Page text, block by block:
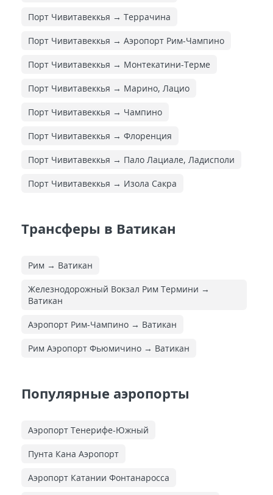
Порт Чивитавеккья → Террачина
Порт Чивитавеккья → Аэропорт Рим-Чампино
Порт Чивитавеккья → Монтекатини-Терме
Порт Чивитавеккья → Марино, Лацио
Порт Чивитавеккья → Чампино
Порт Чивитавеккья → Флоренция
Порт Чивитавеккья → Пало Лациале, Ладисполи
Порт Чивитавеккья → Изола Сакра
Трансферы в Ватикан
Рим → Ватикан
Железнодорожный Вокзал Рим Термини →
Ватикан
Аэропорт Рим-Чампино → Ватикан
Рим Аэропорт Фьюмичино → Ватикан
Популярные аэропорты
Аэропорт Тенерифе-Южный
Пунта Кана Аэропорт
Аэропорт Катании Фонтанаросса